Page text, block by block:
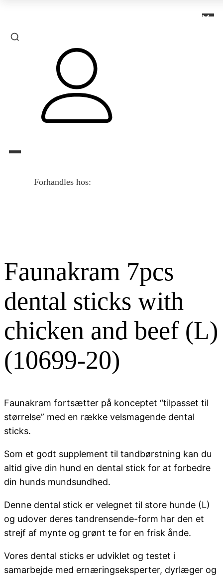
Forhandles hos:
Faunakram 7pcs
dental sticks with
chicken and beef (L)
(10699-20)
Faunakram fortsætter på konceptet “tilpasset til
størrelse” med en række velsmagende dental
sticks.
Som et godt supplement til tandbørstning kan du
altid give din hund en dental stick for at forbedre
din hunds mundsundhed.
Denne dental stick er velegnet til store hunde (L)
og udover deres tandrensende-form har den et
strejf af mynte og grønt te for en frisk ånde.
Vores dental sticks er udviklet og testet i
samarbejde med ernæringseksperter, dyrlæger og
×